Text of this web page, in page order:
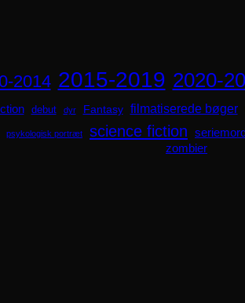
2014 2015-2019 2020-
debut dyr Fantasy filmatiserede bøger
psykologisk portræt science fiction
zombier